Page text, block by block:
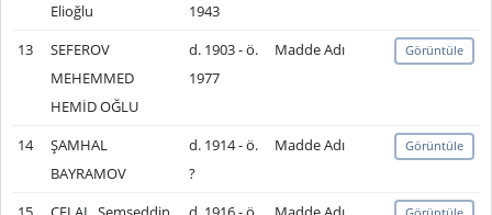
Elioğlu
1943
13
SEFEROV
MEHEMMED
HEMİD OĞLU
d. 1903 - ö.
1977
Madde Adı Görüntüle
14
ŞAMHAL
BAYRAMOV
d. 1914 - ö.
?
Madde Adı Görüntüle